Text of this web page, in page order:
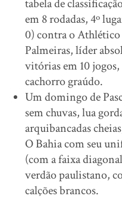
tabela de
em 8 rodadas, 4º
0) contra o Athlético
Palmeiras, líder
vitórias em 10
cachorro graúdo.
Um domingo de
sem chuvas, lua
arquibancadas
O Bahia com seu
(com a faixa
verdão paulistano,
calções brancos.